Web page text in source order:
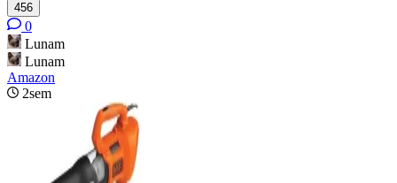
456
0
Lunam
Lunam
Amazon
2sem